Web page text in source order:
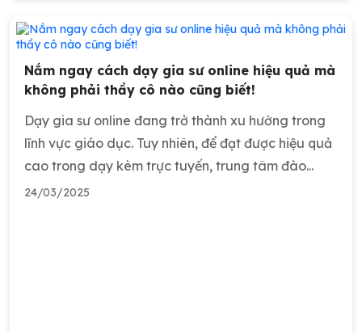
Nắm ngay cách dạy gia sư online hiệu quả mà
không phải thầy cô nào cũng biết!
Dạy gia sư online đang trở thành xu hướng trong
lĩnh vực giáo dục. Tuy nhiên, để đạt được hiệu quả
cao trong dạy kèm trực tuyến, trung tâm đào...
24/03/2025